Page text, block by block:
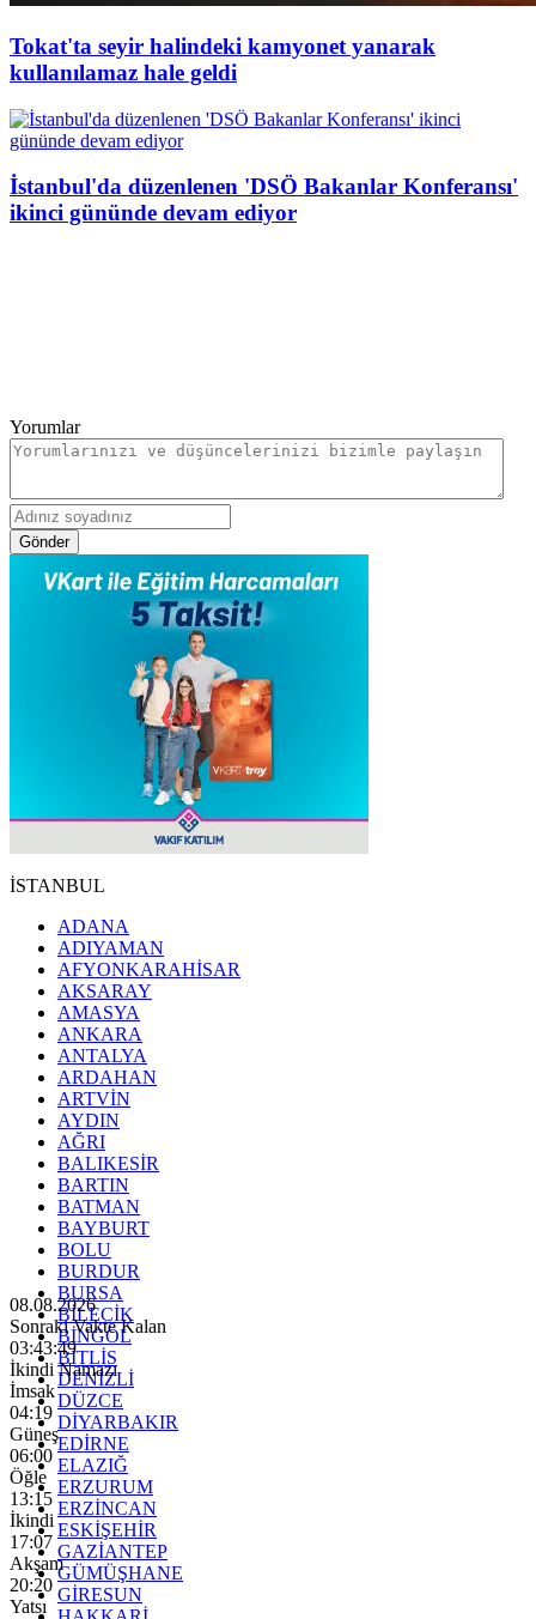
Tokat'ta seyir halindeki kamyonet yanarak
kullanılamaz hale geldi
İstanbul'da düzenlenen 'DSÖ Bakanlar Konferansı'
ikinci gününde devam ediyor
Yorumlar
Gönder
İSTANBUL
ADANA
ADIYAMAN
AFYONKARAHİSAR
AKSARAY
AMASYA
ANKARA
ANTALYA
ARDAHAN
ARTVİN
AYDIN
AĞRI
BALIKESİR
BARTIN
BATMAN
BAYBURT
BOLU
BURDUR
BURSA
BİLECİK
BİNGÖL
BİTLİS
DENİZLİ
DÜZCE
DİYARBAKIR
EDİRNE
ELAZIĞ
ERZURUM
ERZİNCAN
ESKİŞEHİR
GAZİANTEP
GÜMÜŞHANE
GİRESUN
08.08.2026
Sonraki Vakte Kalan
03:43:47
İkindi Namazı
İmsak
04:19
Güneş
06:00
Öğle
13:15
İkindi
17:07
Akşam
20:20
Yatsı